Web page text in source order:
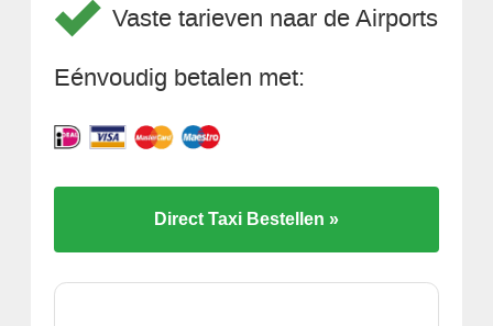
Vaste tarieven naar de Airports
Eénvoudig betalen met:
Direct Taxi Bestellen »